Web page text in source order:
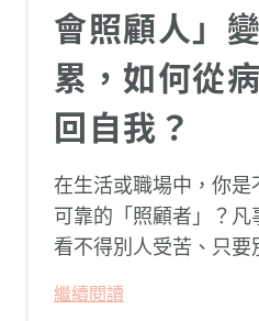
會照顧人」
累，如何從
回自我？
在生活或職場中，你是
可靠的「照顧者」？凡
看不得別人受苦、只要
常在夜深人靜時讓你感
繼續閱讀